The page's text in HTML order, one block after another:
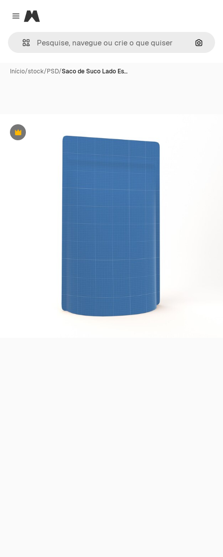
Close menu
Magnific
Início/stock/PSD/Saco de Suco Lado Es…
Premium